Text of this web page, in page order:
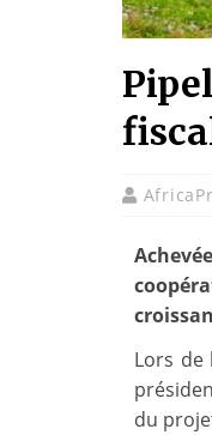
Lors de
du